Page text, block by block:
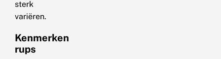
sterk
variëren.
Kenmerken
rups